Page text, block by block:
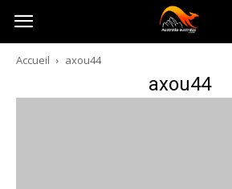
Australia-
australie.com
Accueil axou44
axou44